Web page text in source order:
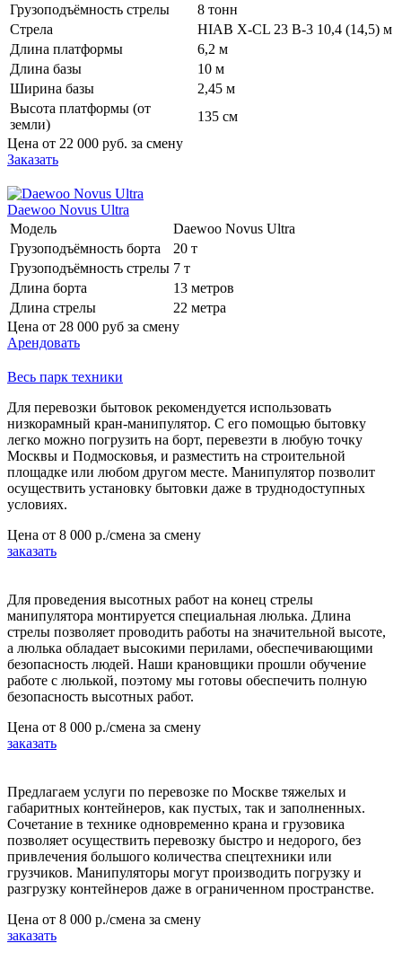
Грузоподъёмность стрелы
8 тонн
Стрела
HIAB X-CL 23 B-3 10,4 (14,5) м
Длина платформы
6,2 м
Длина базы
10 м
Ширина базы
2,45 м
Высота платформы (от
земли)
135 см
Цена от 22 000 руб. за смену
Заказать
Daewoo Novus Ultra
Модель
Daewoo Novus Ultra
Грузоподъёмность борта
20 т
Грузоподъёмность стрелы 7 т
Длина борта
13 метров
Длина стрелы
22 метра
Цена от 28 000 руб за смену
Арендовать
Весь парк техники
Для перевозки бытовок рекомендуется использовать
низкорамный кран-манипулятор. С его помощью бытовку
легко можно погрузить на борт, перевезти в любую точку
Москвы и Подмосковья, и разместить на строительной
площадке или любом другом месте. Манипулятор позволит
осуществить установку бытовки даже в труднодоступных
условиях.
Цена от 8 000 р./смена за смену
заказать
Для проведения высотных работ на конец стрелы
манипулятора монтируется специальная люлька. Длина
стрелы позволяет проводить работы на значительной высоте,
а люлька обладает высокими перилами, обеспечивающими
безопасность людей. Наши крановщики прошли обучение
работе с люлькой, поэтому мы готовы обеспечить полную
безопасность высотных работ.
Цена от 8 000 р./смена за смену
заказать
Предлагаем услуги по перевозке по Москве тяжелых и
габаритных контейнеров, как пустых, так и заполненных.
Сочетание в технике одновременно крана и грузовика
позволяет осуществить перевозку быстро и недорого, без
привлечения большого количества спецтехники или
грузчиков. Манипуляторы могут производить погрузку и
разгрузку контейнеров даже в ограниченном пространстве.
Цена от 8 000 р./смена за смену
заказать